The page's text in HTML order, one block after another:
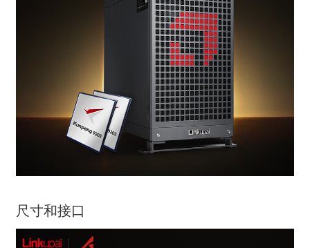
尺寸和接口